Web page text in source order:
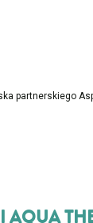
partnerskiego
AQUA